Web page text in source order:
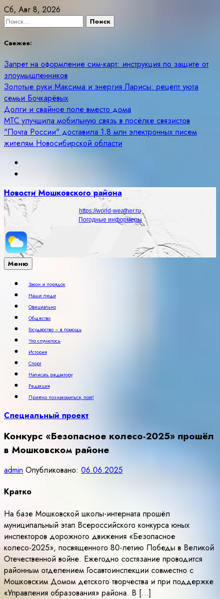
Skip
to
Сб, Авг 8, 2026
Найти:
Свежее:
Запрет на оформление сим-карт: инструкция по защите от
злоумышленников
Золотые руки Максима и энергия Ларисы: рецепт уюта
семьи Бочкарёвых
Долги и свайное поле вместо дома
МТС улучшила мобильную связь в посёлке связистов
"Почта России" доставила 1,8 млн электронных писем
жителям Новосибирской области
Новости Мошковского района
https://world-weather.ru
Погодные информеры
Меню
Закон и порядок
Наши люди
Официально
Общество
Государство – в помощь
Что случилось
История
Спорт
Написать редактору
Редакция
Приятно познакомиться, поэт!
Специальный проект
Конкурс «Безопасное колесо-2025» прошёл
в Мошковском районе
admin Опубликовано: 06.06.2025
Кратко
На базе Мошковской школы-интерната прошёл
муниципальный этап Всероссийского конкурса юных
инспекторов дорожного движения «Безопасное
колесо-2025», посвященного 80-летию Победы в Великой
Отечественной войне. Ежегодно состязание проводится
районным отделением Госавтоинспекции совместно с
Мошковским Домом детского творчества и при поддержке
«Управления образования» района. В […]